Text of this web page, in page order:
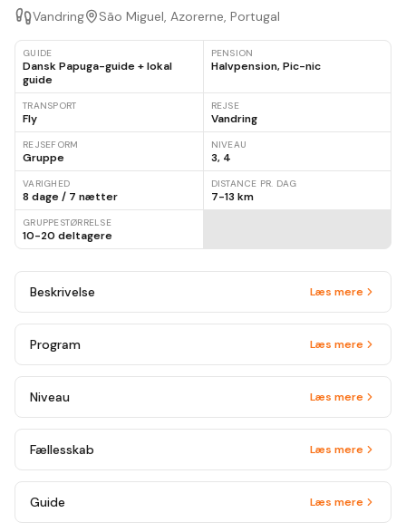
Vandring São Miguel, Azorerne, Portugal
GUIDE
Dansk Papuga-guide + lokal
guide
PENSION
Halvpension, Pic-nic
TRANSPORT
Fly
REJSE
Vandring
REJSEFORM
Gruppe
NIVEAU
3, 4
VARIGHED
8 dage / 7 nætter
DISTANCE PR. DAG
7-13 km
GRUPPESTØRRELSE
10-20 deltagere
Beskrivelse Læs mere
Program Læs mere
Niveau Læs mere
Fællesskab Læs mere
Guide Læs mere